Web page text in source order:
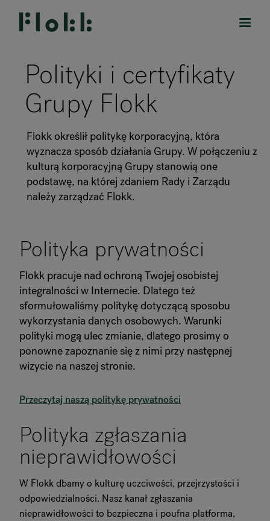
PRODUKTY
DESIGNERS
MARKI
BLOG
O Flokk
Inwestor
Zrównoważony rozwój
Polityki i certyfikaty
Grupy Flokk
Flokk określił politykę korporacyjną, która
wyznacza sposób działania Grupy. W połączeniu z
kulturą korporacyjną Grupy stanowią one
podstawę, na której zdaniem Rady i Zarządu
należy zarządzać Flokk.
Polityka prywatności
Flokk pracuje nad ochroną Twojej osobistej
integralności w Internecie. Dlatego też
sformułowaliśmy politykę dotyczącą sposobu
wykorzystania danych osobowych. Warunki
polityki mogą ulec zmianie, dlatego prosimy o
ponowne zapoznanie się z nimi przy następnej
wizycie na naszej stronie.
Przeczytaj naszą politykę prywatności
Polityka zgłaszania
nieprawidłowości
W Flokk dbamy o kulturę uczciwości, przejrzystości i
odpowiedzialności. Nasz kanał zgłaszania
nieprawidłowości to bezpieczna i poufna platforma,